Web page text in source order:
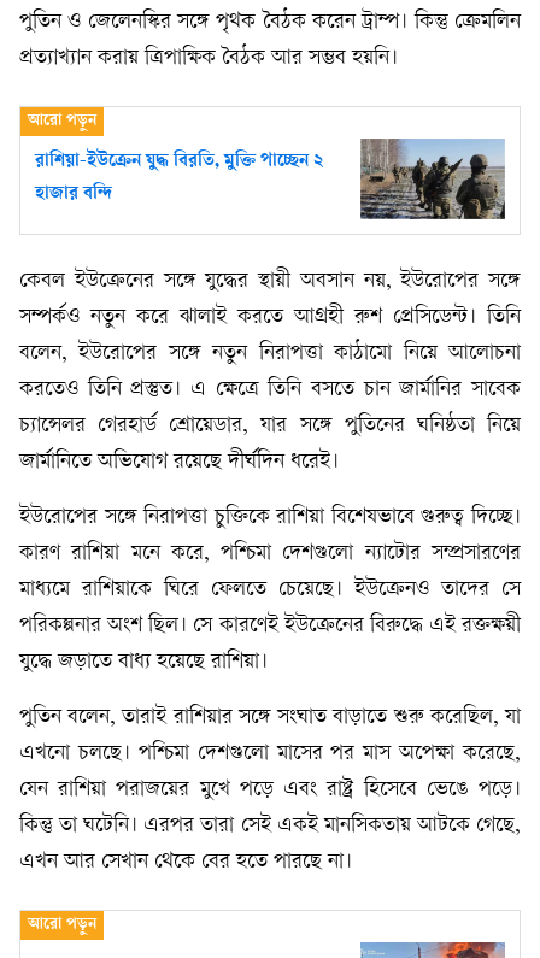
পুতিন ও জেলেনস্কির সঙ্গে পৃথক বৈঠক করেন ট্রাম্প। কিন্তু ক্রেমলিন
প্রত্যাখ্যান করায় ত্রিপাক্ষিক বৈঠক আর সম্ভব হয়নি।
রাশিয়া-ইউক্রেন যুদ্ধ বিরতি, মুক্তি পাচ্ছেন ২
হাজার বন্দি
কেবল ইউক্রেনের সঙ্গে যুদ্ধের স্থায়ী অবসান নয়, ইউরোপের সঙ্গে
সম্পর্কও নতুন করে ঝালাই করতে আগ্রহী রুশ প্রেসিডেন্ট। তিনি
বলেন, ইউরোপের সঙ্গে নতুন নিরাপত্তা কাঠামো নিয়ে আলোচনা
করতেও তিনি প্রস্তুত। এ ক্ষেত্রে তিনি বসতে চান জার্মানির সাবেক
চ্যান্সেলর গেরহার্ড শ্রোয়েডার, যার সঙ্গে পুতিনের ঘনিষ্ঠতা নিয়ে
জার্মানিতে অভিযোগ রয়েছে দীর্ঘদিন ধরেই।
ইউরোপের সঙ্গে নিরাপত্তা চুক্তিকে রাশিয়া বিশেষভাবে গুরুত্ব দিচ্ছে।
কারণ রাশিয়া মনে করে, পশ্চিমা দেশগুলো ন্যাটোর সম্প্রসারণের
মাধ্যমে রাশিয়াকে ঘিরে ফেলতে চেয়েছে। ইউক্রেনও তাদের সে
পরিকল্পনার অংশ ছিল। সে কারণেই ইউক্রেনের বিরুদ্ধে এই রক্তক্ষয়ী
যুদ্ধে জড়াতে বাধ্য হয়েছে রাশিয়া।
পুতিন বলেন, তারাই রাশিয়ার সঙ্গে সংঘাত বাড়াতে শুরু করেছিল, যা
এখনো চলছে। পশ্চিমা দেশগুলো মাসের পর মাস অপেক্ষা করেছে,
যেন রাশিয়া পরাজয়ের মুখে পড়ে এবং রাষ্ট্র হিসেবে ভেঙে পড়ে।
কিন্তু তা ঘটেনি। এরপর তারা সেই একই মানসিকতায় আটকে গেছে,
এখন আর সেখান থেকে বের হতে পারছে না।